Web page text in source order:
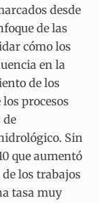
desde
de las
cómo los
en la
de los
procesos
de
Sin
que aumentó
los trabajos
tasa muy